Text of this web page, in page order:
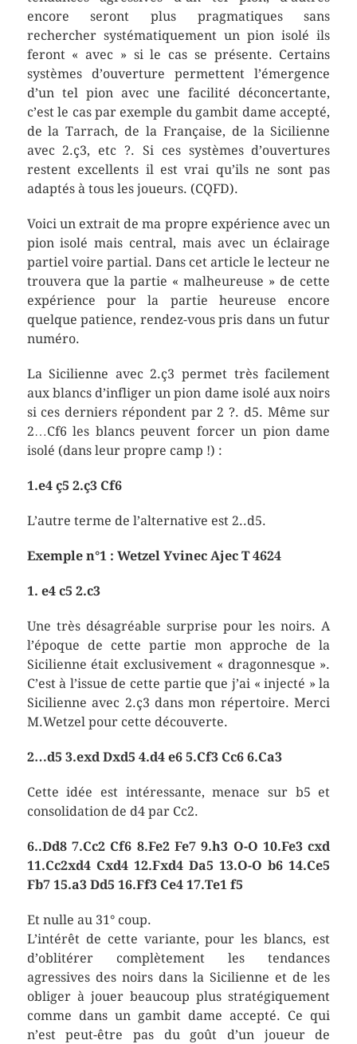
encore seront plus pragmatiques sans
rechercher systématiquement un pion isolé ils
feront « avec » si le cas se présente. Certains
systèmes d’ouverture permettent l’émergence
d’un tel pion avec une facilité déconcertante,
c’est le cas par exemple du gambit dame accepté,
de la Tarrach, de la Française, de la Sicilienne
avec 2.ç3, etc ?. Si ces systèmes d’ouvertures
restent excellents il est vrai qu’ils ne sont pas
adaptés à tous les joueurs. (CQFD).
Voici un extrait de ma propre expérience avec un
pion isolé mais central, mais avec un éclairage
partiel voire partial. Dans cet article le lecteur ne
trouvera que la partie « malheureuse » de cette
expérience pour la partie heureuse encore
quelque patience, rendez-vous pris dans un futur
numéro.
La Sicilienne avec 2.ç3 permet très facilement
aux blancs d’infliger un pion dame isolé aux noirs
si ces derniers répondent par 2 ?. d5. Même sur
2…Cf6 les blancs peuvent forcer un pion dame
isolé (dans leur propre camp !) :
1.e4 ç5 2.ç3 Cf6
L’autre terme de l’alternative est 2..d5.
Exemple n°1 : Wetzel Yvinec Ajec T 4624
1. e4 c5 2.c3
Une très désagréable surprise pour les noirs. A
l’époque de cette partie mon approche de la
Sicilienne était exclusivement « dragonnesque ».
C’est à l’issue de cette partie que j’ai « injecté » la
Sicilienne avec 2.ç3 dans mon répertoire. Merci
M.Wetzel pour cette découverte.
2…d5 3.exd Dxd5 4.d4 e6 5.Cf3 Cc6 6.Ca3
Cette idée est intéressante, menace sur b5 et
consolidation de d4 par Cc2.
6..Dd8 7.Cc2 Cf6 8.Fe2 Fe7 9.h3 O-O 10.Fe3 cxd
11.Cc2xd4 Cxd4 12.Fxd4 Da5 13.O-O b6 14.Ce5
Fb7 15.a3 Dd5 16.Ff3 Ce4 17.Te1 f5
Et nulle au 31° coup.
L’intérêt de cette variante, pour les blancs, est
d’oblitérer complètement les tendances
agressives des noirs dans la Sicilienne et de les
obliger à jouer beaucoup plus stratégiquement
comme dans un gambit dame accepté. Ce qui
n’est peut-être pas du goût d’un joueur de